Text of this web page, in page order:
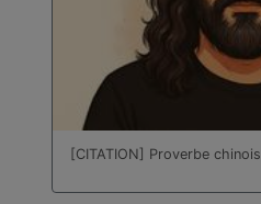
[CITATION] Proverbe chinois